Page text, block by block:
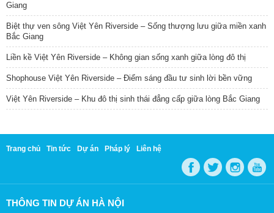
Giang
Biệt thự ven sông Việt Yên Riverside – Sống thượng lưu giữa miền xanh
Bắc Giang
Liền kề Việt Yên Riverside – Không gian sống xanh giữa lòng đô thị
Shophouse Việt Yên Riverside – Điểm sáng đầu tư sinh lời bền vững
Việt Yên Riverside – Khu đô thị sinh thái đẳng cấp giữa lòng Bắc Giang
Trang chủ Tin tức Dự án Pháp lý Liên hệ
THÔNG TIN DỰ ÁN HÀ NỘI